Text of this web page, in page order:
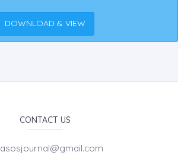
DOWNLOAD & VIEW
CONTACT US
asosjournal@gmail.com